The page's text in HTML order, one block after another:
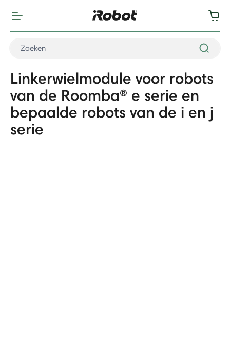
Linkerwielmodule voor robots
van de Roomba® e serie en
bepaalde robots van de i en j
serie